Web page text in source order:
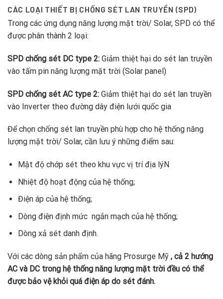
CÁC LOẠI THIẾT BỊ CHỐNG SÉT LAN TRUYỀN (SPD)
Trong các ứng dụng năng lượng mặt trời/ Solar, SPD có thể
được phân thành 2 loại:
SPD chống sét DC type 2: Giảm thiệt hại do sét lan truyền
vào tấm pin năng lượng mặt trời (Solar panel)
SPD chống sét AC type 2: Giảm thiệt hại do sét lan truyền
vào Inverter theo đường dây điện lưới quốc gia
Để chọn chống sét lan truyền phù hợp cho hệ thống năng
lượng mặt trời/ Solar, cần lưu ý những điểm sau:
Mật độ chớp sét theo khu vực vị trí địa lýN
Nhiệt độ hoạt động của hệ thống;
Điện áp của hệ thống;
Dòng điện định mức ngắn mạch của hệ thống;
Dòng xả sét danh định.
Với các dòng sản phẩm của hãng Prosurge Mỹ , cả 2 hướng
AC và DC trong hệ thống năng lượng mặt trời đều có thể
được bảo vệ khỏi quá điện áp do sét đánh.